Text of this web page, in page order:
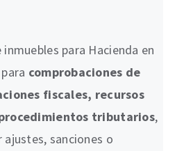
para Hacienda en
comprobaciones de
fiscales, recursos
tributarios,
ajustes, sanciones o